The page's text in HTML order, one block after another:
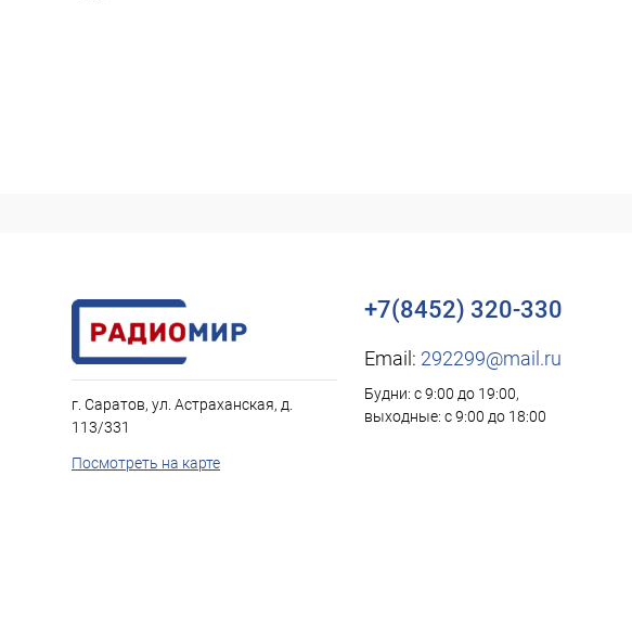
г. Саратов, ул. Астраханская, д.
113/331
Посмотреть на карте
+7(8452) 320-330
Email: 292299@mail.ru
Будни: с 9:00 до 19:00,
выходные: с 9:00 до 18:00